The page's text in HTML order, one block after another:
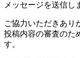
メッセージを送信し
ご協力いただきあり
投稿内容の審査のた
す。